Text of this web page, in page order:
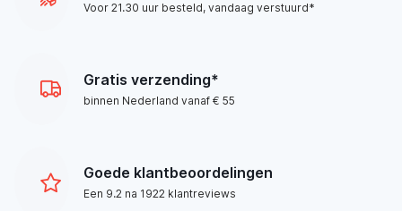
Voor 21.30 uur besteld, vandaag verstuurd*
Gratis verzending*
binnen Nederland vanaf € 55
Goede klantbeoordelingen
Een 9.2 na 1922 klantreviews